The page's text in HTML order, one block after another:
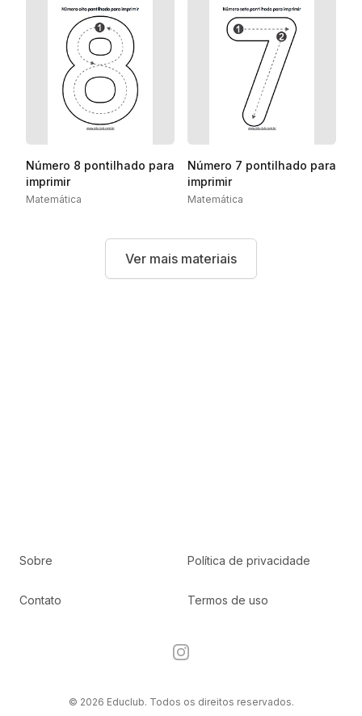
Número 8 pontilhado para
imprimir
Matemática
Número 7 pontilhado para
imprimir
Matemática
Ver mais materiais
Sobre
Contato
Política de privacidade
Termos de uso
Instagram
© 2026 Educlub. Todos os direitos reservados.